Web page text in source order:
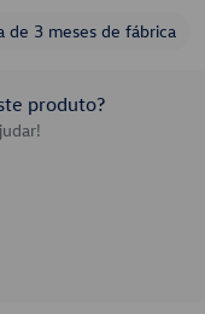
de 3 meses de fábrica
produto?